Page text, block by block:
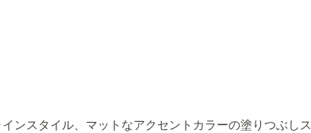
ンスタイル、マットなアクセントカラーの塗りつぶし